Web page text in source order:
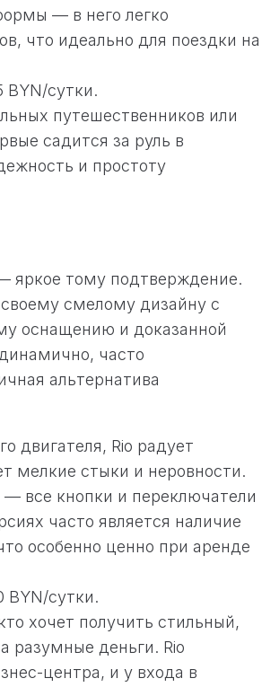
— в него легко
что идеально для поездки на
BYN/сутки.
путешественников или
садится за руль в
и простоту
яркое тому подтверждение.
смелому дизайну с
оснащению и доказанной
часто
альтернатива
двигателя, Rio радует
мелкие стыки и неровности.
все кнопки и переключатели
часто является наличие
особенно ценно при аренде
BYN/сутки.
хочет получить стильный,
разумные деньги. Rio
центра, и у входа в